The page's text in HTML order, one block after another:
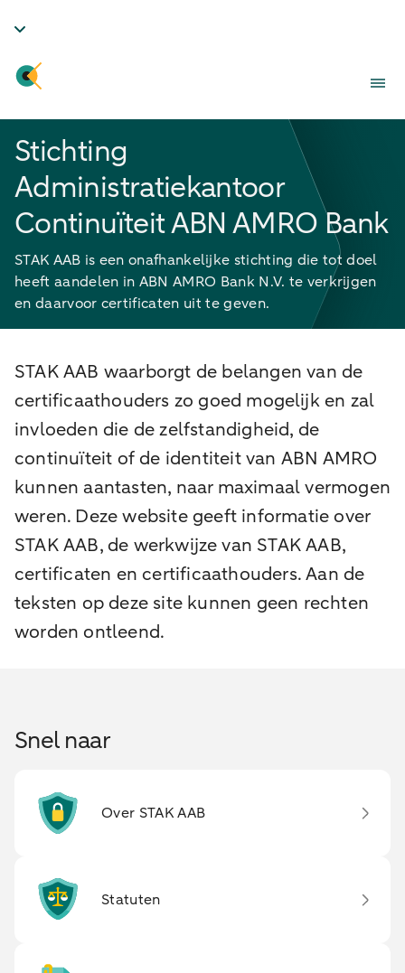
Stichting
Administratiekantoor
Continuïteit ABN AMRO Bank
STAK AAB is een onafhankelijke stichting die tot doel
heeft aandelen in ABN AMRO Bank N.V. te verkrijgen
en daarvoor certificaten uit te geven.
STAK AAB waarborgt de belangen van de
certificaathouders zo goed mogelijk en zal
invloeden die de zelfstandigheid, de
continuïteit of de identiteit van ABN AMRO
kunnen aantasten, naar maximaal vermogen
weren. Deze website geeft informatie over
STAK AAB, de werkwijze van STAK AAB,
certificaten en certificaathouders. Aan de
teksten op deze site kunnen geen rechten
worden ontleend.
Snel naar
Over STAK AAB
Statuten